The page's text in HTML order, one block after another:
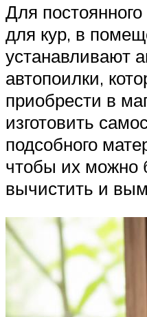
Для
для кур, в
устанавливают
автопоилки,
приобрести в
изготовить
подсобного
чтобы их можно
вычистить и